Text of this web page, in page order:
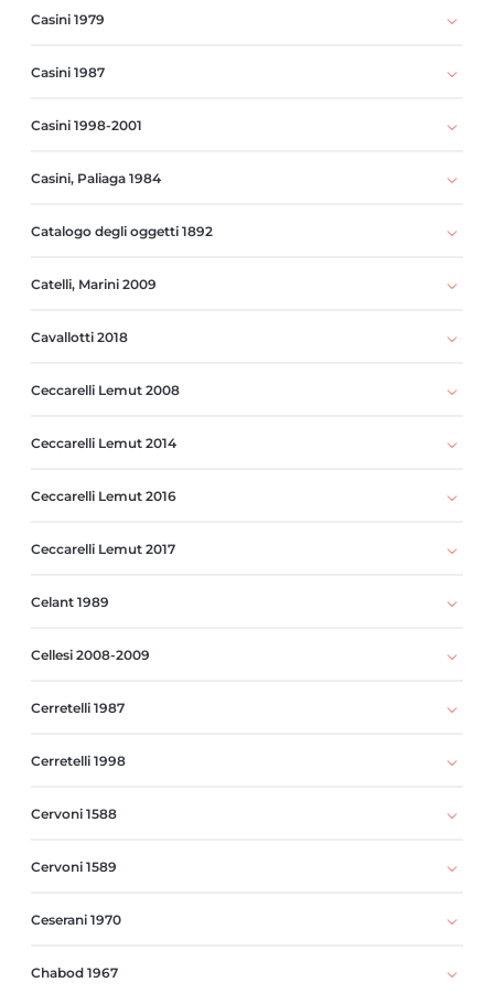
Casini 1979
Casini 1987
Casini 1998-2001
Casini, Paliaga 1984
Catalogo degli oggetti 1892
Catelli, Marini 2009
Cavallotti 2018
Ceccarelli Lemut 2008
Ceccarelli Lemut 2014
Ceccarelli Lemut 2016
Ceccarelli Lemut 2017
Celant 1989
Cellesi 2008-2009
Cerretelli 1987
Cerretelli 1998
Cervoni 1588
Cervoni 1589
Ceserani 1970
Chabod 1967